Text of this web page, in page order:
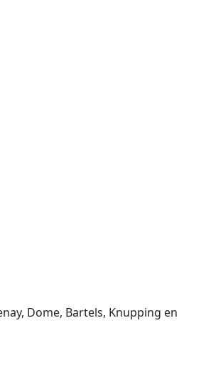
Dome, Bartels, Knupping en